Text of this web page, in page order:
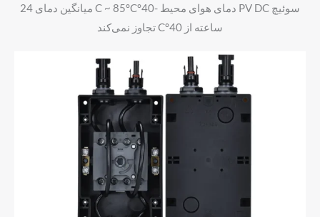
سوئیچ PV DC دمای هوای محیط -40°C ~ 85°C میانگین دمای 24
ساعته از 40°C تجاوز نمی‌کند